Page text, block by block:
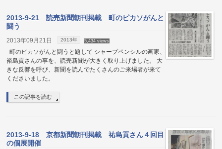
2013-9-21 読売新聞朝刊掲載 町のピカソがんと
闘う
2013年09月21日 2013年 5,434 views
町のピカソがんと闘うと題して シャープペンシルの画家、
裕島貢さんの事を、読売新聞が大きく取り上げました。 大
きな反響を呼び、新聞を読んでたくさんのご来場者が来て
くださいました。
この記事を読む
2013-9-18 京都新聞朝刊掲載 祐島貢さん４回目
の個展開催